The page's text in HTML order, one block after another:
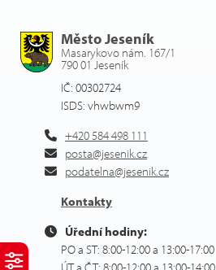
Město Jeseník
Masarykovo nám. 167/1
790 01 Jeseník
IČ: 00302724
ISDS: vhwbwm9
+420 584 498 111
posta@jesenik.cz
podatelna@jesenik.cz
Kontakty
Úřední hodiny:
PO a ST: 8:00-12:00 a 13:00-17:00